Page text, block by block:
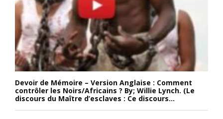
Devoir de Mémoire – Version Anglaise : Comment
contrôler les Noirs/Africains ? By; Willie Lynch. (Le
discours du Maître d’esclaves : Ce discours...